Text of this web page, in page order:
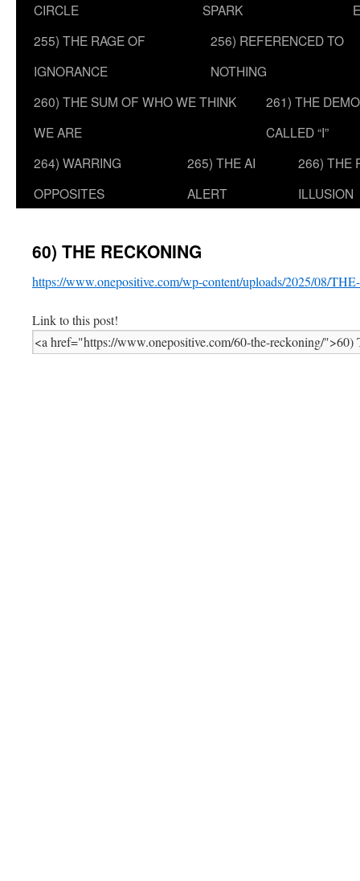
CIRCLE
SPARK
255) THE RAGE OF
IGNORANCE
256) REFERENCED TO
NOTHING
260) THE SUM OF WHO WE THINK
WE ARE
261) THE
CALLED “I”
264) WARRING
OPPOSITES
265) THE AI
ALERT
266) THE
ILLUSION
60) THE RECKONING
https://www.onepositive.com/wp-content/uploads/2025/08/
Link to this post!